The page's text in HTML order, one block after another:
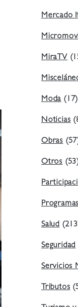
Mercado
MiraTV
Moda(17)
Noticias
Obras
Otros
Salud
Seguridad
Servicios
Tributos